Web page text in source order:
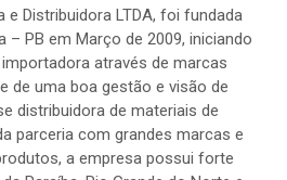
e Distribuidora LTDA, foi fundada
– PB em Março de 2009, iniciando
através de marcas
de uma boa gestão e visão de
distribuidora de materiais de
parceria com grandes marcas e
a empresa possui forte